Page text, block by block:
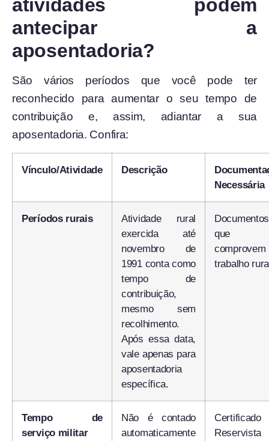
atividades podem
antecipar a
aposentadoria?
São vários períodos que você pode ter
reconhecido para aumentar o seu tempo de
contribuição e, assim, adiantar a sua
aposentadoria. Confira:
Vínculo/Atividade Descrição
Necessária
Períodos rurais
Atividade rural
exercida até
novembro de
1991 conta como
tempo de
contribuição,
mesmo sem
recolhimento.
Após essa data,
vale apenas para
aposentadoria
específica.
Documentos
que
trabalho
Tempo de
serviço militar
Não é contado
automaticamente